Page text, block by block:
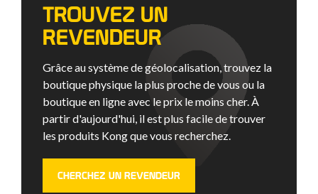
TROUVEZ UN
REVENDEUR
Grâce au système de géolocalisation, trouvez la
boutique physique la plus proche de vous ou la
boutique en ligne avec le prix le moins cher. À
partir d'aujourd'hui, il est plus facile de trouver
les produits Kong que vous recherchez.
CHERCHEZ UN REVENDEUR